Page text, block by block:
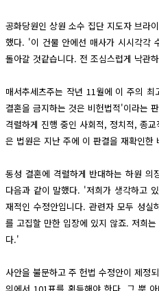
공화당원인 상원 소수 집단 지도자 브라
했다. '이 건물 안에선 매사가 시시각각
돌아갈 것같습니다. 전 조심스럽게 낙관
매서추세츠주는 작년 11월에 이 주의
결혼을 금지하는 것은 비헌법적'이라는
격렬하게 진행 중인 사회적, 정치적, 종
은 법원은 지난 주에 이 판결을 재확인한
동성 결혼에 격렬하게 반대하는 하원
다음과 같이 말했다. '저희가 생각하고
재적인 수정안입니다. 관련자 모두 성
를 고집할 만한 입장에 있지 않죠. 저희
다.'
사안을 불문하고 주 헌법 수정안이 제정